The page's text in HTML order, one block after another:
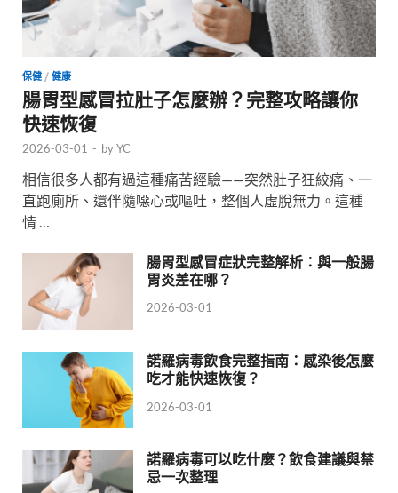
保健 / 健康
腸胃型感冒拉肚子怎麼辦？完整攻略讓你
快速恢復
2026-03-01 - byYC
相信很多人都有過這種痛苦經驗——突然肚子狂絞痛、一
直跑廁所、還伴隨噁心或嘔吐，整個人虛脫無力。這種
情 …
腸胃型感冒症狀完整解析：與一般腸
胃炎差在哪？
2026-03-01
諾羅病毒飲食完整指南：感染後怎麼
吃才能快速恢復？
2026-03-01
諾羅病毒可以吃什麼？飲食建議與禁
忌一次整理